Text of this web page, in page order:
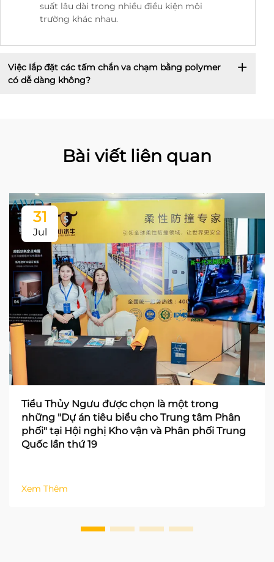
suất lâu dài trong nhiều điều kiện môi
trường khác nhau.
Việc lắp đặt các tấm chắn va chạm bằng polymer
có dễ dàng không?
Bài viết liên quan
31
Jul
Tiểu Thủy Ngưu được chọn là một trong
những "Dự án tiêu biểu cho Trung tâm Phân
phối" tại Hội nghị Kho vận và Phân phối Trung
Quốc lần thứ 19
Xem Thêm